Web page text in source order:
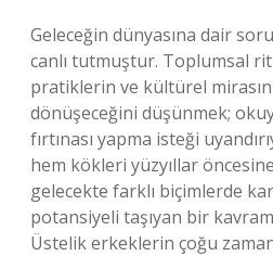
Geleceğin dünyasına dair
canlı tutmuştur. Toplumsal
pratiklerin ve kültürel mirasın
dönüşeceğini düşünmek;
fırtınası yapma isteği
hem kökleri yüzyıllar
gelecekte farklı biçimlerde
potansiyeli taşıyan bir
Üstelik erkeklerin çoğu